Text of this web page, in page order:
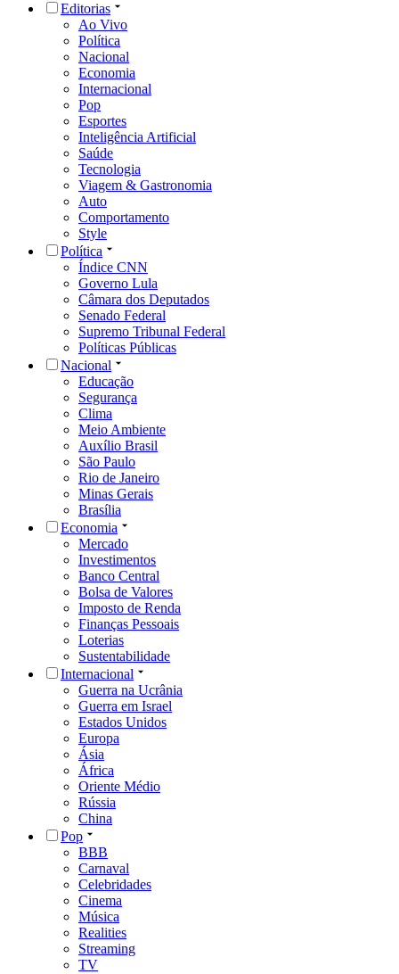
Editorias
Ao Vivo
Política
Nacional
Economia
Internacional
Pop
Esportes
Inteligência Artificial
Saúde
Tecnologia
Viagem & Gastronomia
Auto
Comportamento
Style
Política
Índice CNN
Governo Lula
Câmara dos Deputados
Senado Federal
Supremo Tribunal Federal
Políticas Públicas
Nacional
Educação
Segurança
Clima
Meio Ambiente
Auxílio Brasil
São Paulo
Rio de Janeiro
Minas Gerais
Brasília
Economia
Mercado
Investimentos
Banco Central
Bolsa de Valores
Imposto de Renda
Finanças Pessoais
Loterias
Sustentabilidade
Internacional
Guerra na Ucrânia
Guerra em Israel
Estados Unidos
Europa
Ásia
África
Oriente Médio
Rússia
China
Pop
BBB
Carnaval
Celebridades
Cinema
Música
Realities
Streaming
TV